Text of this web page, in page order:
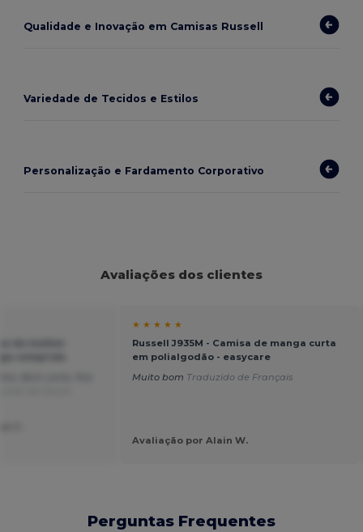
Qualidade e Inovação em Camisas Russell
Variedade de Tecidos e Estilos
Personalização e Fardamento Corporativo
Avaliações dos clientes
★ ★ ★ ★ ★
Russell J935M - Camisa de manga curta
em polialgodão - easycare
Muito bom Traduzido de Français
Avaliação por Alain W.
Perguntas Frequentes